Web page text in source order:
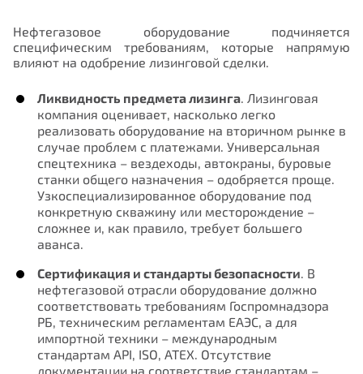
Нефтегазовое оборудование подчиняется
специфическим требованиям, которые напрямую
влияют на одобрение лизинговой сделки.
Ликвидность предмета лизинга. Лизинговая
компания оценивает, насколько легко
реализовать оборудование на вторичном рынке в
случае проблем с платежами. Универсальная
спецтехника – вездеходы, автокраны, буровые
станки общего назначения – одобряется проще.
Узкоспециализированное оборудование под
конкретную скважину или месторождение –
сложнее и, как правило, требует большего
аванса.
Сертификация и стандарты безопасности. В
нефтегазовой отрасли оборудование должно
соответствовать требованиям Госпромнадзора
РБ, техническим регламентам ЕАЭС, а для
импортной техники – международным
стандартам API, ISO, ATEX. Отсутствие
документации на соответствие стандартам –